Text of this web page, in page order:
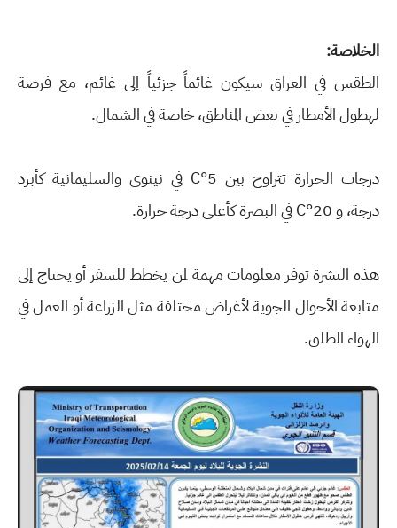
الخلاصة:
الطقس في العراق سيكون غائماً جزئياً إلى غائم، مع فرصة
لهطول الأمطار في بعض المناطق، خاصة في الشمال.
درجات الحرارة تتراوح بين 5°C في نينوى والسليمانية كأبرد
درجة، و 20°C في البصرة كأعلى درجة حرارة.
هذه النشرة توفر معلومات مهمة لمن يخطط للسفر أو يحتاج إلى
متابعة الأحوال الجوية لأغراض مختلفة مثل الزراعة أو العمل في
الهواء الطلق.